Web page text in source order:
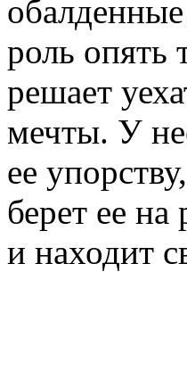
роль опять
решает
мечты. У
ее
берет ее на
и находит